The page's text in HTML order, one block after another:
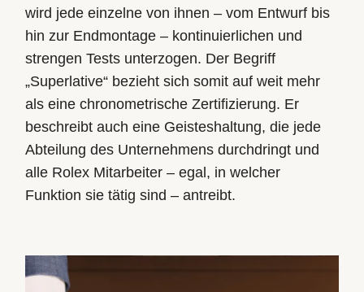
wird jede einzelne von ihnen – vom Entwurf bis
hin zur Endmontage – kontinuierlichen und
strengen Tests unterzogen. Der Begriff
„Superlative“ bezieht sich somit auf weit mehr
als eine chronometrische Zertifizierung. Er
beschreibt auch eine Geisteshaltung, die jede
Abteilung des Unternehmens durchdringt und
alle Rolex Mitarbeiter – egal, in welcher
Funktion sie tätig sind – antreibt.